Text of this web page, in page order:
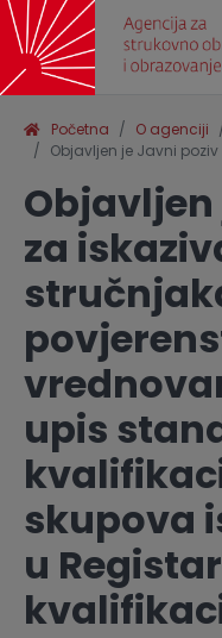
Početna O agenciji
Objavljen je Javni
za
upis
skupova
u